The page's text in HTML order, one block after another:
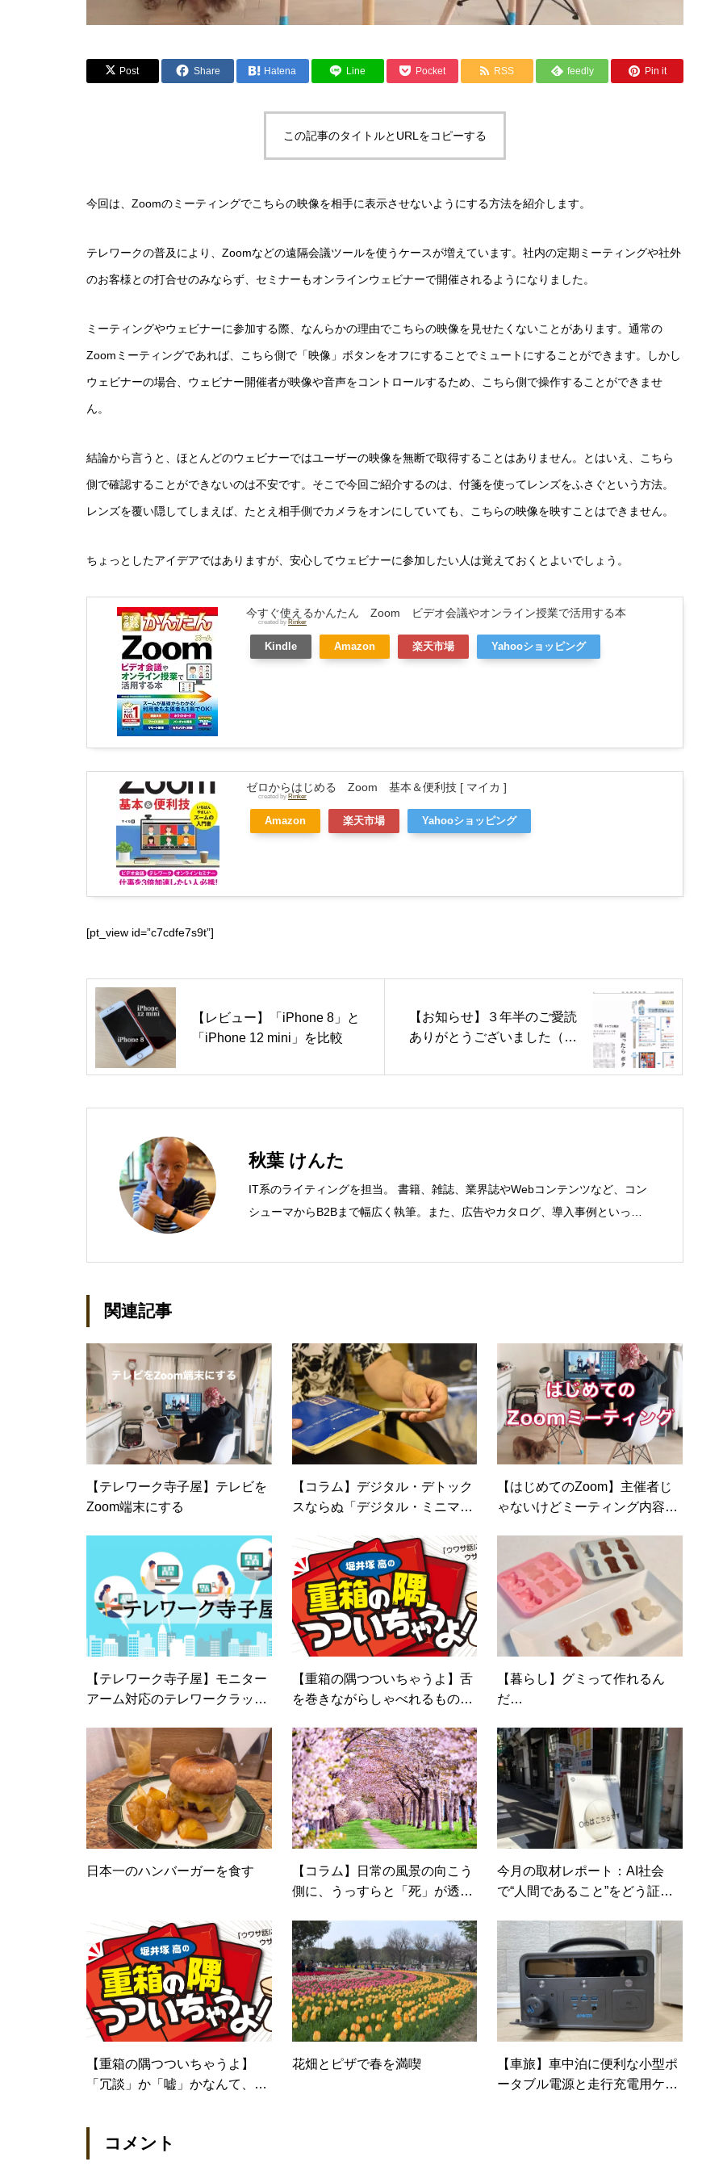
Post Share Hatena Line Pocket RSS feedly Pin it
この記事のタイトルとURLをコピーする
今回は、Zoomのミーティングでこちらの映像を相手に表示させないようにする方法を紹介します。
テレワークの普及により、Zoomなどの遠隔会議ツールを使うケースが増えています。社内の定期ミーティングや社外
のお客様との打合せのみならず、セミナーもオンラインウェビナーで開催されるようになりました。
ミーティングやウェビナーに参加する際、なんらかの理由でこちらの映像を見せたくないことがあります。通常の
Zoomミーティングであれば、こちら側で「映像」ボタンをオフにすることでミュートにすることができます。しかし
ウェビナーの場合、ウェビナー開催者が映像や音声をコントロールするため、こちら側で操作することができませ
ん。
結論から言うと、ほとんどのウェビナーではユーザーの映像を無断で取得することはありません。とはいえ、こちら
側で確認することができないのは不安です。そこで今回ご紹介するのは、付箋を使ってレンズをふさぐという方法。
レンズを覆い隠してしまえば、たとえ相手側でカメラをオンにしていても、こちらの映像を映すことはできません。
ちょっとしたアイデアではありますが、安心してウェビナーに参加したい人は覚えておくとよいでしょう。
今すぐ使えるかんたん Zoom ビデオ会議やオンライン授業で活用する本
created by Rinker
Kindle Amazon 楽天市場 Yahooショッピング
ゼロからはじめる Zoom 基本＆便利技 [ マイカ ]
created by Rinker
Amazon 楽天市場 Yahooショッピング
[pt_view id=”c7cdfe7s9t”]
【レビュー】「iPhone 8」と
「iPhone 12 mini」を比較
【お知らせ】３年半のご愛読
ありがとうございました（井
秋葉 けんた
IT系のライティングを担当。 書籍、雑誌、業界誌やWebコンテンツなど、コン
シューマからB2Bまで幅広く執筆。また、広告やカタログ、導入事例といった
セキュリティなど）、ネットワーク（KVMスイッチ/グループウェア/サーバ/資
産管理/シンクライアント/ホスティングなど）、その他（.NET/BI/カタログ/各
種戦略/導入事例/パートナー取材など）…ほか、多数執筆。●連絡先 メール：
kenta@office-mica.com
関連記事
【テレワーク寺子屋】テレビを
Zoom端末にする
【コラム】デジタル・デトック
スならぬ「デジタル・ミニマリ
【はじめてのZoom】主催者じ
ゃないけどミーティング内容を
【テレワーク寺子屋】モニター
アーム対応のテレワークラック
【重箱の隅つついちゃうよ】舌
を巻きながらしゃべれるものな
【暮らし】グミって作れるん
だ…
日本一のハンバーガーを食す
【コラム】日常の風景の向こう
側に、うっすらと「死」が透け
今月の取材レポート：AI社会
で“人間であること”をどう証明
【重箱の隅つついちゃうよ】
「冗談」か「嘘」かなんて、ど
花畑とピザで春を満喫
【車旅】車中泊に便利な小型ポ
ータブル電源と走行充電用ケー
コメント